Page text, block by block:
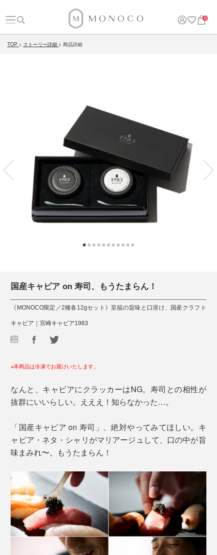
0
TOP ストーリー詳細 商品詳細
国産キャビア on 寿司、もうたまらん！
《MONOCO限定／2種各12gセット》至福の旨味と口溶け、国産クラフト
キャビア｜宮崎キャビア1983
※本商品は冷凍でお届けいたします。
なんと、キャビアにクラッカーはNG。寿司との相性が
抜群にいいらしい。えええ！知らなかった…。
「国産キャビア on 寿司」、絶対やってみてほしい。キ
ャビア・ネタ・シャリがマリアージュして、口の中が旨
味まみれ〜。もうたまらん！